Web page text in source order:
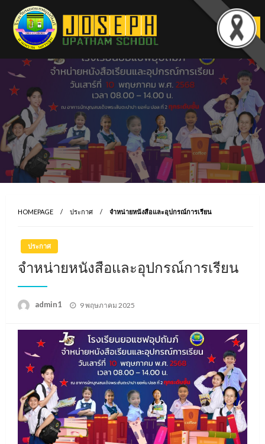
content
HOMEPAGE ประกาศ จำหน่ายหนังสือและอุปกรณ์การเรียน
ประกาศ
จำหน่ายหนังสือและอุปกรณ์การเรียน
admin1
Posted
9 พฤษภาคม 2025